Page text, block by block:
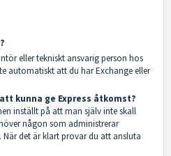
eller tekniskt ansvarig person hos
automatiskt att du har Exchange eller
kunna ge Express åtkomst?
inställt på att man själv inte skall
någon som administrerar
det är klart provar du att ansluta